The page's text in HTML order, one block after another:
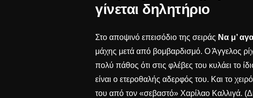
γίνεται δηλητήριο
Στο αποψινό επεισόδιο της σειράς Να μ’
μάχης μετά από βομβαρδισμό. Ο Άγγελος
πολύ πάθος ότι στις φλέβες του κυλάει το
είναι ο ετεροθαλής αδερφός του. Και το
του από τον «σεβαστό» Χαρίλαο Καλλιγά.